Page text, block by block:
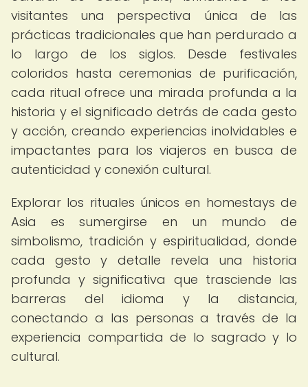
visitantes una perspectiva única de las
prácticas tradicionales que han perdurado a
lo largo de los siglos. Desde festivales
coloridos hasta ceremonias de purificación,
cada ritual ofrece una mirada profunda a la
historia y el significado detrás de cada gesto
y acción, creando experiencias inolvidables e
impactantes para los viajeros en busca de
autenticidad y conexión cultural.
Explorar los rituales únicos en homestays de
Asia es sumergirse en un mundo de
simbolismo, tradición y espiritualidad, donde
cada gesto y detalle revela una historia
profunda y significativa que trasciende las
barreras del idioma y la distancia,
conectando a las personas a través de la
experiencia compartida de lo sagrado y lo
cultural.